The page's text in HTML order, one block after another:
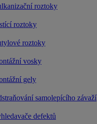
roztoky
roztoky
roztoky
vosky
gely
samolepícího závaží
defektů